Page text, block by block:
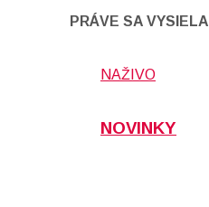
PRÁVE SA VYSIELA
NAŽIVO
NOVINKY